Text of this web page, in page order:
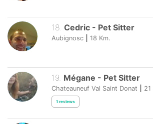
18. Cedric - Pet Sitter
Aubignosc 18 Km.
19. Mégane - Pet Sitter
Chateauneuf Val Saint Donat 21
1 reviews